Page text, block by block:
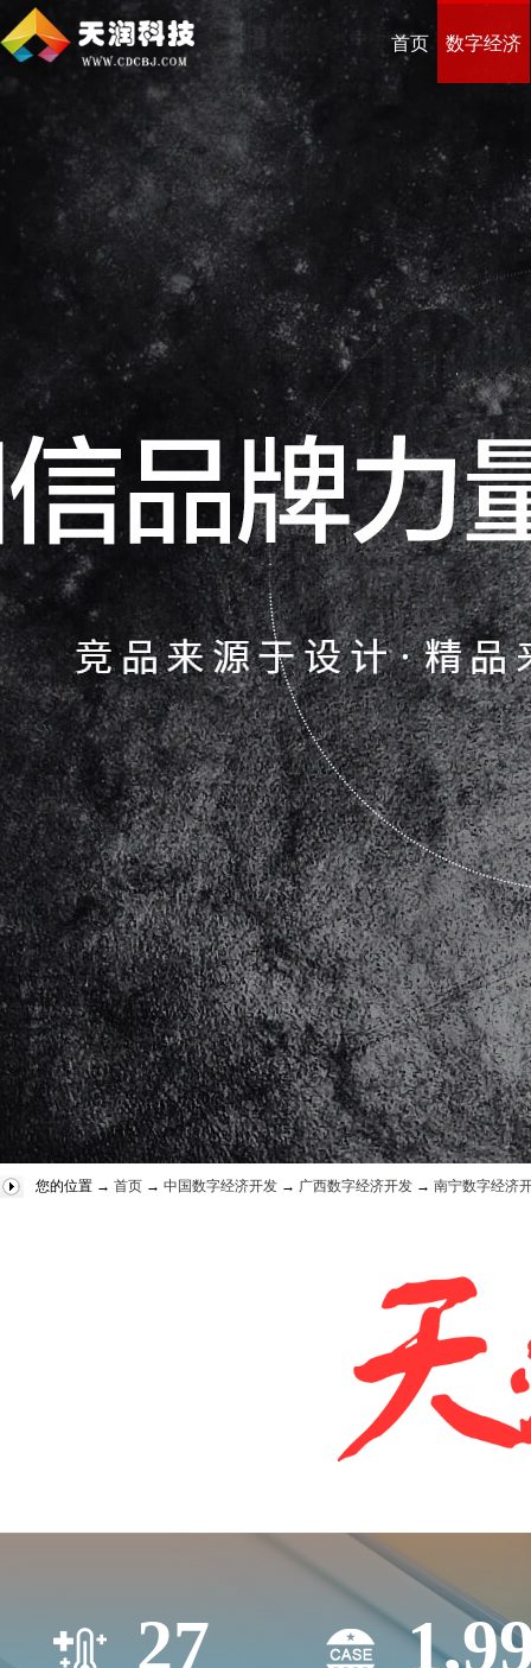
首页 数字经济
您的位置 → 首页 → 中国数字经济开发 → 广西数字经济开发 → 南宁数字经济
27